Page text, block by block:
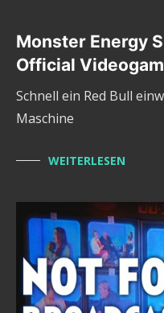
Monster Energy
Official
Schnell ein Red Bull
Maschine
WEITERLESEN